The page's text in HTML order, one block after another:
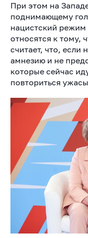
При этом на
поднимающему
нацистский
относятся к тому,
считает, что, если
амнезию и не
которые сейчас
повториться